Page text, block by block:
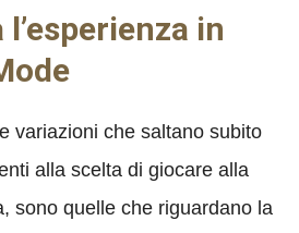
in
variazioni che saltano subito
alla scelta di giocare alla
sono quelle che riguardano la